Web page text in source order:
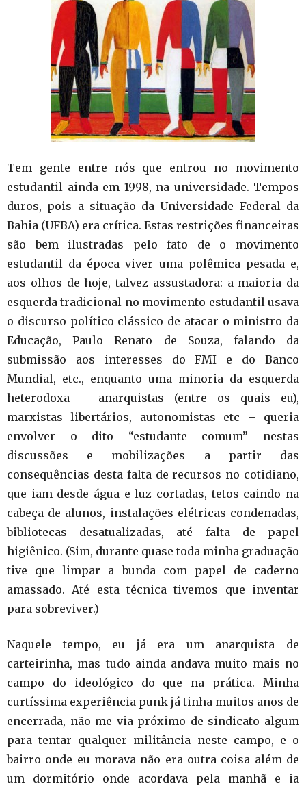
Tem gente entre nós que entrou no movimento
estudantil ainda em 1998, na universidade. Tempos
duros, pois a situação da Universidade Federal da
Bahia (UFBA) era crítica. Estas restrições financeiras
são bem ilustradas pelo fato de o movimento
estudantil da época viver uma polêmica pesada e,
aos olhos de hoje, talvez assustadora: a maioria da
esquerda tradicional no movimento estudantil usava
o discurso político clássico de atacar o ministro da
Educação, Paulo Renato de Souza, falando da
submissão aos interesses do FMI e do Banco
Mundial, etc., enquanto uma minoria da esquerda
heterodoxa – anarquistas (entre os quais eu),
marxistas libertários, autonomistas etc – queria
envolver o dito “estudante comum” nestas
discussões e mobilizações a partir das
consequências desta falta de recursos no cotidiano,
que iam desde água e luz cortadas, tetos caindo na
cabeça de alunos, instalações elétricas condenadas,
bibliotecas desatualizadas, até falta de papel
higiênico. (Sim, durante quase toda minha graduação
tive que limpar a bunda com papel de caderno
amassado. Até esta técnica tivemos que inventar
para sobreviver.)
Naquele tempo, eu já era um anarquista de
carteirinha, mas tudo ainda andava muito mais no
campo do ideológico do que na prática. Minha
curtíssima experiência punk já tinha muitos anos de
encerrada, não me via próximo de sindicato algum
para tentar qualquer militância neste campo, e o
bairro onde eu morava não era outra coisa além de
um dormitório onde acordava pela manhã e ia